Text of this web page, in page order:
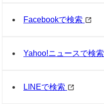
Facebookで検索
Yahoo!ニュースで検索
LINEで検索